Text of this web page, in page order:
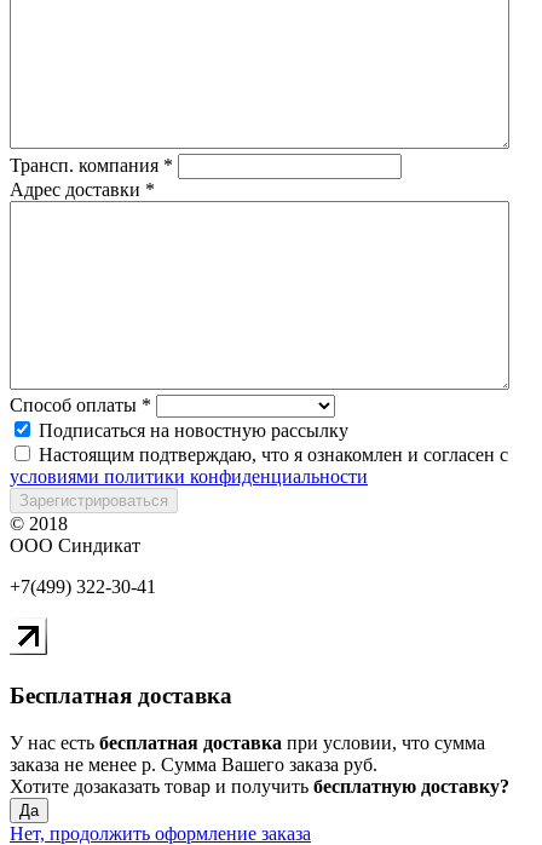
Трансп. компания *
Адрес доставки *
Способ оплаты *
Подписаться на новостную рассылку
Настоящим подтверждаю, что я ознакомлен и согласен с
условиями политики конфиденциальности
Зарегистрироваться
© 2018
ООО Синдикат
+7(499) 322-30-41
Бесплатная доставка
У нас есть бесплатная доставка при условии, что сумма
заказа не менее р. Сумма Вашего заказа руб.
Хотите дозаказать товар и получить бесплатную доставку?
Да
Нет, продолжить оформление заказа